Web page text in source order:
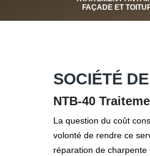
FAÇADE ET
SOCIÉTÉ
NTB-40
La question du coût
volonté de rendre ce
réparation de